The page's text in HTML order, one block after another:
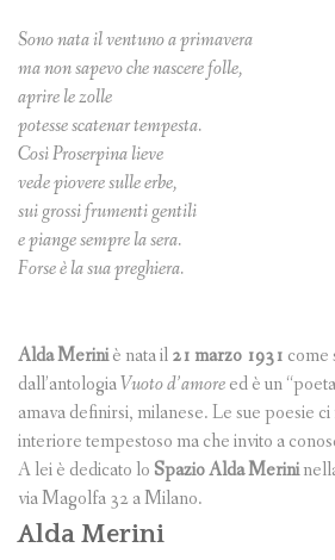
Sono nata il ventuno a primavera
ma non sapevo che nascere folle,
aprire le zolle
potesse scatenar tempesta.
Così Proserpina lieve
vede piovere sulle erbe,
sui grossi frumenti gentili
e piange sempre la sera.
Forse è la sua preghiera.
Alda Meriniè nata il21 marzo 1931 come
dall’antologiaVuoto d’amoreed è un
amava definirsi, milanese. Le sue poesie
interiore tempestoso ma che invito a
A lei è dedicato lo Spazio Alda Merini
via Magolfa 32 a Milano.
Alda Merini